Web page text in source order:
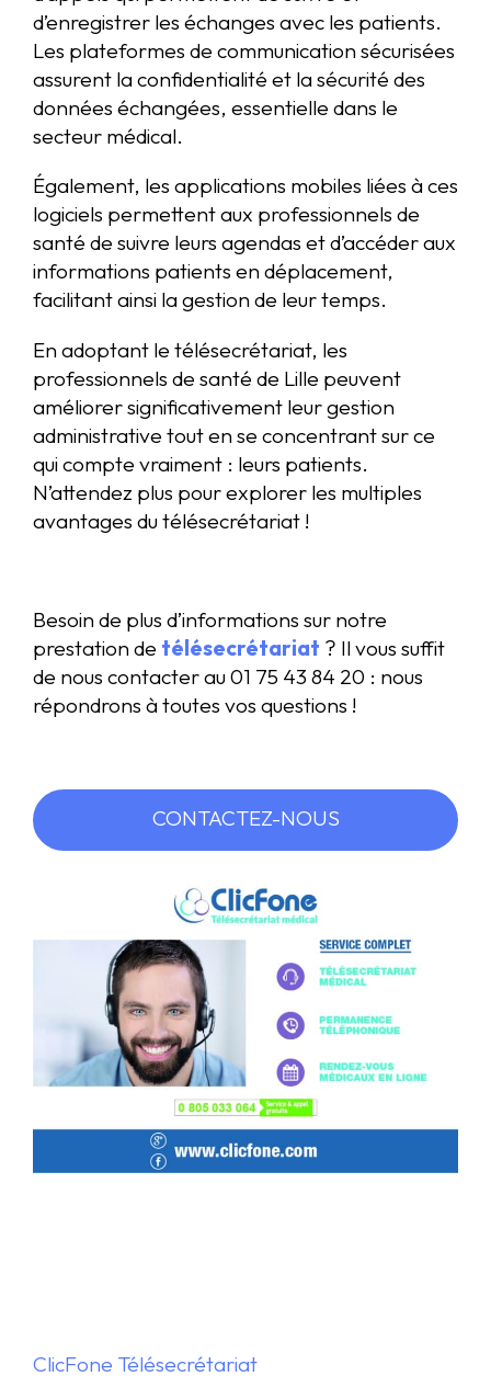
d’enregistrer les échanges avec les patients.
Les plateformes de communication sécurisées
assurent la confidentialité et la sécurité des
données échangées, essentielle dans le
secteur médical.
Également, les applications mobiles liées à ces
logiciels permettent aux professionnels de
santé de suivre leurs agendas et d’accéder aux
informations patients en déplacement,
facilitant ainsi la gestion de leur temps.
En adoptant le télésecrétariat, les
professionnels de santé de Lille peuvent
améliorer significativement leur gestion
administrative tout en se concentrant sur ce
qui compte vraiment : leurs patients.
N’attendez plus pour explorer les multiples
avantages du télésecrétariat !
Besoin de plus d’informations sur notre
prestation de télésecrétariat ? Il vous suffit
de nous contacter au 01 75 43 84 20 : nous
répondrons à toutes vos questions !
CONTACTEZ-NOUS
ClicFone Télésecrétariat